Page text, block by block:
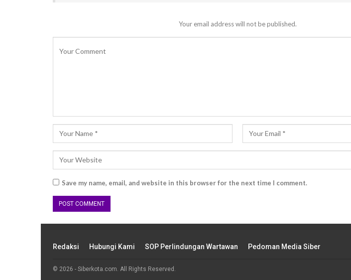
Your email address will not be published.
Save my name, email, and website in this browser for the next time I comment.
Redaksi Hubungi Kami SOP Perlindungan Wartawan Pedoman Media Siber
© 2026 - Siberkota.com. All Rights Reserved.